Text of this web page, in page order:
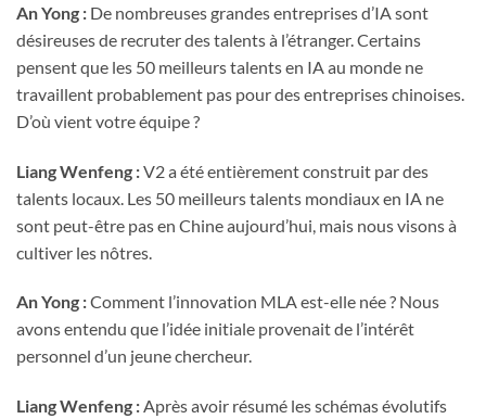
An Yong : De nombreuses grandes entreprises d’IA sont
désireuses de recruter des talents à l’étranger. Certains
pensent que les 50 meilleurs talents en IA au monde ne
travaillent probablement pas pour des entreprises chinoises.
D’où vient votre équipe ?
Liang Wenfeng :V2 a été entièrement construit par des
talents locaux. Les 50 meilleurs talents mondiaux en IA ne
sont peut-être pas en Chine aujourd’hui, mais nous visons à
cultiver les nôtres.
An Yong :Comment l’innovation MLA est-elle née ? Nous
avons entendu que l’idée initiale provenait de l’intérêt
personnel d’un jeune chercheur.
Liang Wenfeng :Après avoir résumé les schémas évolutifs